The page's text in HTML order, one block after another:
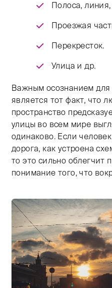
Полоса, линия,
Проезжая
Перекресток.
Улица и др.
Важным осознанием для
является тот факт, что
пространство
улицы во всем мире
одинаково. Если
дорога, как устроена
то это сильно облегчит
понимание того, что